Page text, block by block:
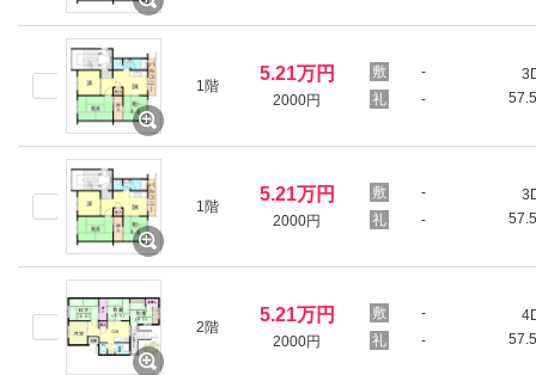
1階
5.21万円
2000円
-
-
1階
5.21万円
2000円
-
-
2階
5.21万円
2000円
-
-